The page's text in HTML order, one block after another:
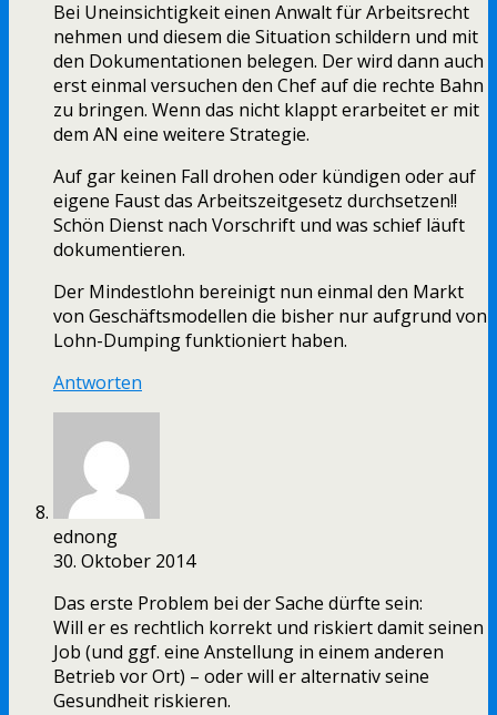
Bei Uneinsichtigkeit einen Anwalt für Arbeitsrecht
nehmen und diesem die Situation schildern und mit
den Dokumentationen belegen. Der wird dann auch
erst einmal versuchen den Chef auf die rechte Bahn
zu bringen. Wenn das nicht klappt erarbeitet er mit
dem AN eine weitere Strategie.
Auf gar keinen Fall drohen oder kündigen oder auf
eigene Faust das Arbeitszeitgesetz durchsetzen!!
Schön Dienst nach Vorschrift und was schief läuft
dokumentieren.
Der Mindestlohn bereinigt nun einmal den Markt
von Geschäftsmodellen die bisher nur aufgrund von
Lohn-Dumping funktioniert haben.
Antworten
ednong
30. Oktober 2014
Das erste Problem bei der Sache dürfte sein:
Will er es rechtlich korrekt und riskiert damit seinen
Job (und ggf. eine Anstellung in einem anderen
Betrieb vor Ort) – oder will er alternativ seine
Gesundheit riskieren.